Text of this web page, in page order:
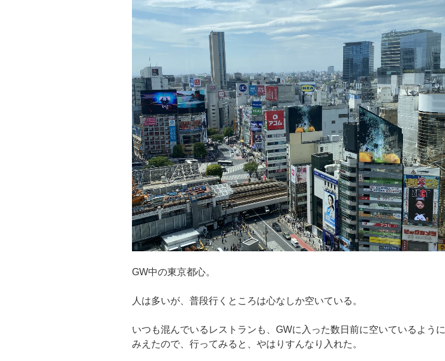
GW中の東京都心。
人は多いが、普段行くところは心なしか空いている。
いつも混んでいるレストランも、GWに入った数日前に空いているように
みえたので、行ってみると、やはりすんなり入れた。